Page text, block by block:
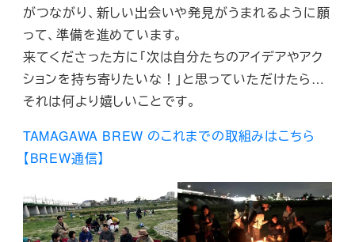
がつながり、新しい出会いや発見がうまれるように願
って、準備を進めています。
来てくださった方に「次は自分たちのアイデアやアク
ションを持ち寄りたいな！」と思っていただけたら…
それは何より嬉しいことです。
TAMAGAWA BREW のこれまでの取組みはこちら
【BREW通信】